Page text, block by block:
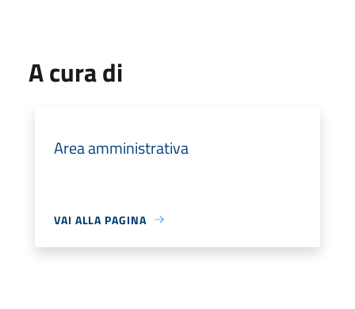
A cura di
Area amministrativa
VAI ALLA PAGINA